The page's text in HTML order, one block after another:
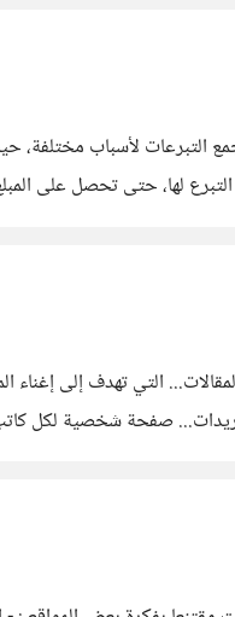
التبرعات لأسباب
التبرع لها، حتى تحصل
التي تهدف إلى
صفحة شخصية لكل